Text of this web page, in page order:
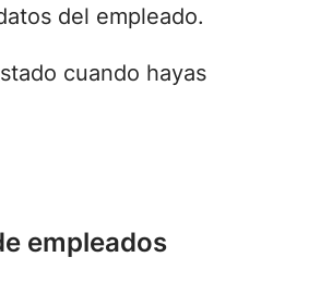
del empleado.
cuando hayas
empleados